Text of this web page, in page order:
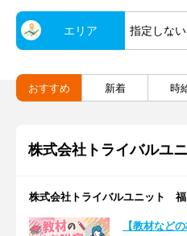
エリア 指定しない
おすすめ 新着 時
株式会社トライバルユ
株式会社トライバルユニット
【教材など